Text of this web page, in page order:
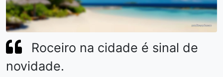
Roceiro na cidade é sinal de
novidade.